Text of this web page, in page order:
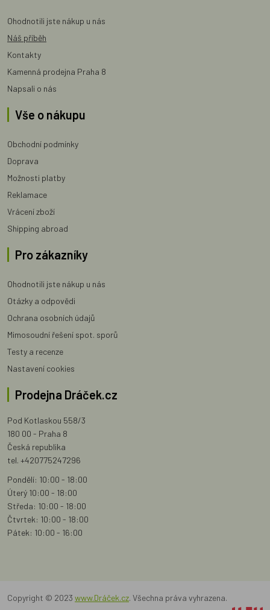
Ohodnotili jste nákup u nás
Náš příběh
Kontakty
Kamenná prodejna Praha 8
Napsali o nás
Vše o nákupu
Obchodní podmínky
Doprava
Možnosti platby
Reklamace
Vrácení zboží
Shipping abroad
Pro zákazníky
Ohodnotili jste nákup u nás
Otázky a odpovědi
Ochrana osobních údajů
Mimosoudní řešení spot. sporů
Testy a recenze
Nastavení cookies
Prodejna Dráček.cz
Pod Kotlaskou 558/3
180 00 - Praha 8
Česká republika
tel. +420775247296
Pondělí: 10:00 - 18:00
Úterý 10:00 - 18:00
Středa: 10:00 - 18:00
Čtvrtek: 10:00 - 18:00
Pátek: 10:00 - 16:00
Copyright © 2023 www.Dráček.cz. Všechna práva vyhrazena.